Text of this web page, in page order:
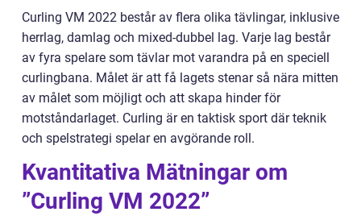
Curling VM 2022 består av flera olika tävlingar, inklusive
herrlag, damlag och mixed-dubbel lag. Varje lag består
av fyra spelare som tävlar mot varandra på en speciell
curlingbana. Målet är att få lagets stenar så nära mitten
av målet som möjligt och att skapa hinder för
motståndarlaget. Curling är en taktisk sport där teknik
och spelstrategi spelar en avgörande roll.
Kvantitativa Mätningar om
”Curling VM 2022”